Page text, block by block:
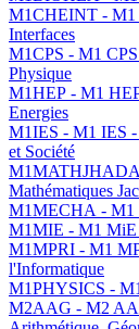
M1CHEINT - M1
Interfaces
M1CPS - M1
Physique
M1HEP - M1
Energies
M1IES - M1 IES -
et Société
Mathématiques
M1MECHA - M1
M1MIE - M1 MiE
M1MPRI - M1
l'Informatique
M1PHYSICS -
M2AAG - M2